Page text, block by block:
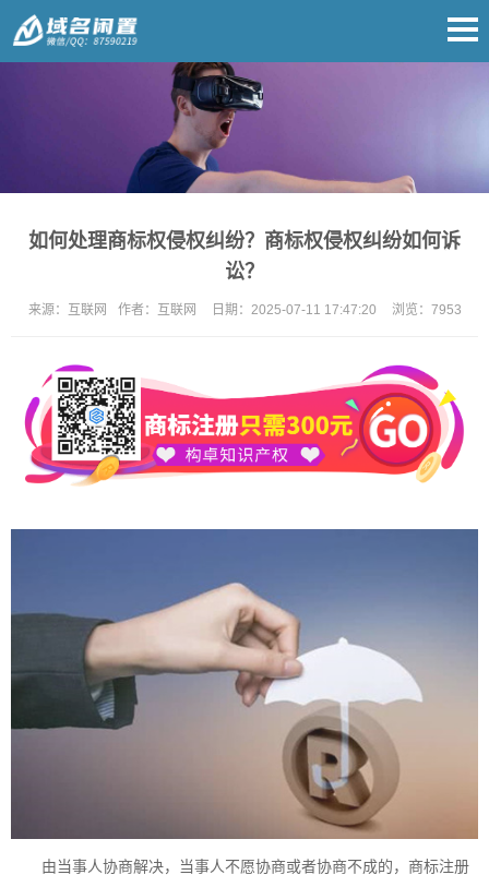
如何处理商标权侵权纠纷？商标权侵权纠纷如何诉
讼？
来源： 互联网 作者： 互联网 日期： 2025-07-11 17:47:20 浏览： 7953
由当事人协商解决，当事人不愿协商或者协商不成的， 商标注册